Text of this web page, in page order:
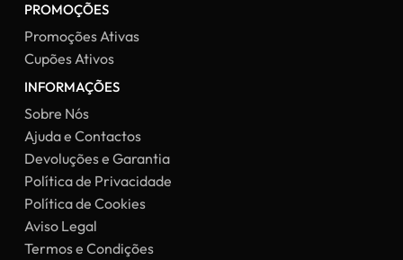
PROMOÇÕES
Promoções Ativas
Cupões Ativos
INFORMAÇÕES
Sobre Nós
Ajuda e Contactos
Devoluções e Garantia
Política de Privacidade
Política de Cookies
Aviso Legal
Termos e Condições